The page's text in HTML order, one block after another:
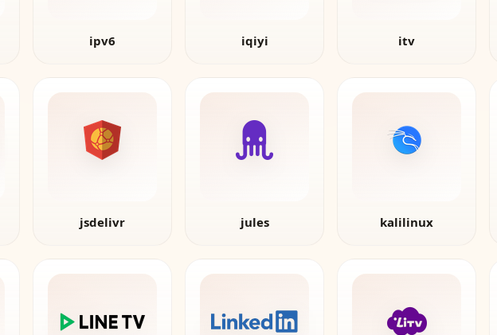
ipv6 iqiyi itv
jsdelivr jules kalilinux